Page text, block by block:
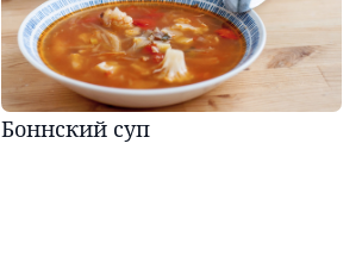
Боннский суп